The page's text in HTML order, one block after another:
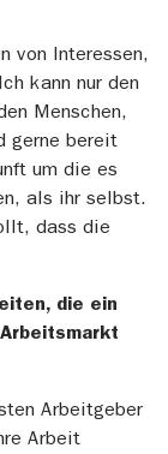
von Interessen,
kann nur den
Menschen,
gerne bereit
um die es
als ihr selbst.
dass die
die ein
Arbeitgeber
Arbeit